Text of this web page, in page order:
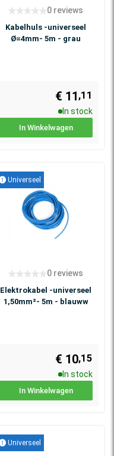
0 reviews
Kabelhuls -universeel
Ø=4mm- 5m - grau
€ 11 ,11
In stock
In Winkelwagen
Universeel
0 reviews
Elektrokabel -universeel
1,50mm²- 5m - blauww
€ 10,15
In stock
In Winkelwagen
Universeel